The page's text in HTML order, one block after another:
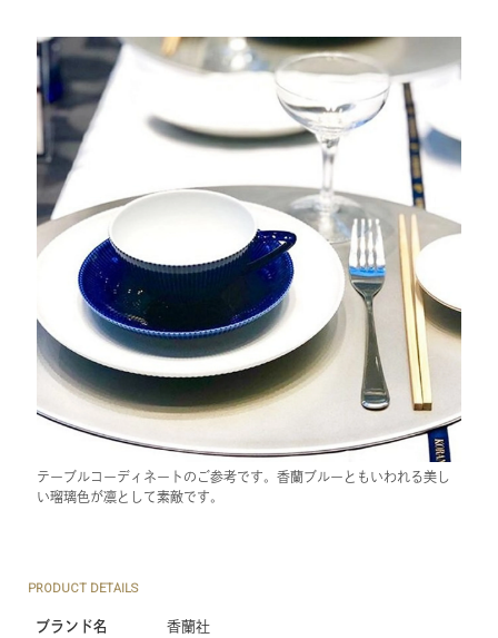
テーブルコーディネートのご参考です。香蘭ブルーともいわれる美し
い瑠璃色が凛として素敵です。
PRODUCT DETAILS
ブランド名 香蘭社